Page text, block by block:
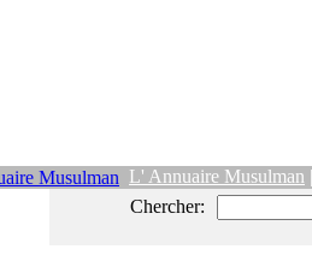
L' Annuaire Musulman
Chercher: